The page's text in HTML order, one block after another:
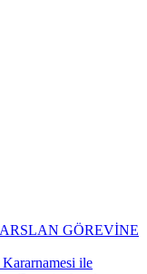
GÖREVİNE
ile